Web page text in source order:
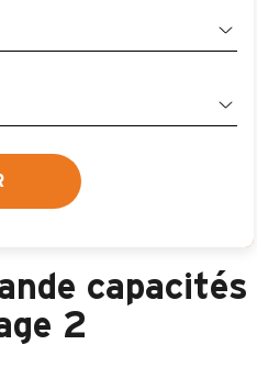
capacités
2